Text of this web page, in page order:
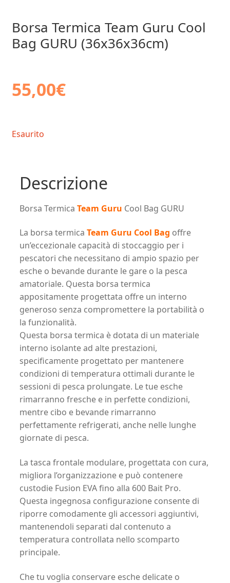
Borsa Termica Team Guru Cool
Bag GURU (36x36x36cm)
55,00€
Esaurito
Descrizione
Borsa Termica Team Guru Cool Bag GURU
La borsa termica Team Guru Cool Bag offre
un’eccezionale capacità di stoccaggio per i
pescatori che necessitano di ampio spazio per
esche o bevande durante le gare o la pesca
amatoriale. Questa borsa termica
appositamente progettata offre un interno
generoso senza compromettere la portabilità o
la funzionalità.
Questa borsa termica è dotata di un materiale
interno isolante ad alte prestazioni,
specificamente progettato per mantenere
condizioni di temperatura ottimali durante le
sessioni di pesca prolungate. Le tue esche
rimarranno fresche e in perfette condizioni,
mentre cibo e bevande rimarranno
perfettamente refrigerati, anche nelle lunghe
giornate di pesca.
La tasca frontale modulare, progettata con cura,
migliora l’organizzazione e può contenere
custodie Fusion EVA fino alla 600 Bait Pro.
Questa ingegnosa configurazione consente di
riporre comodamente gli accessori aggiuntivi,
mantenendoli separati dal contenuto a
temperatura controllata nello scomparto
principale.
Che tu voglia conservare esche delicate o